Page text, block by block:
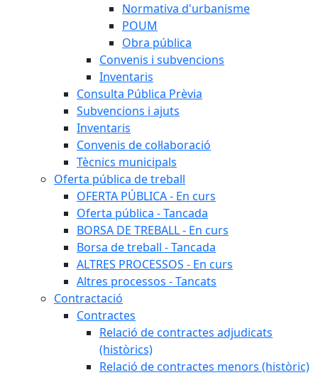
Normativa d'urbanisme
POUM
Obra pública
Convenis i subvencions
Inventaris
Consulta Pública Prèvia
Subvencions i ajuts
Inventaris
Convenis de col·laboració
Tècnics municipals
Oferta pública de treball
OFERTA PÚBLICA - En curs
Oferta pública - Tancada
BORSA DE TREBALL - En curs
Borsa de treball - Tancada
ALTRES PROCESSOS - En curs
Altres processos - Tancats
Contractació
Contractes
Relació de contractes adjudicats
(històrics)
Relació de contractes menors (històric)